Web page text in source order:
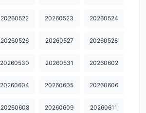
20260522 20260523 20260524
20260526 20260527 20260528
20260530 20260531 20260602
20260604 20260605 20260606
20260608 20260609 20260611